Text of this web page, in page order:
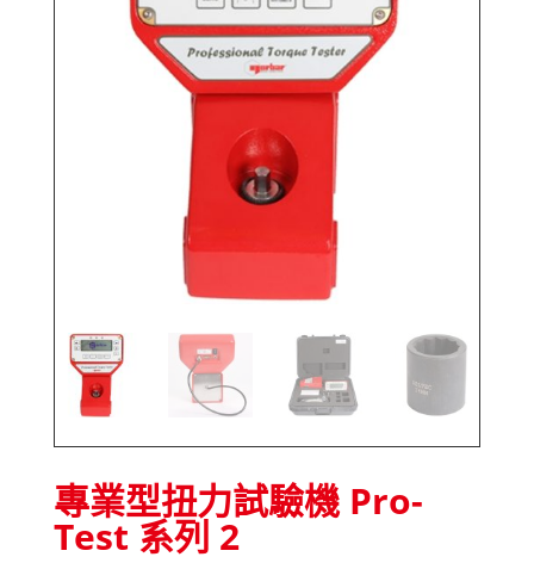
專業型扭力試驗機 Pro-
Test 系列 2